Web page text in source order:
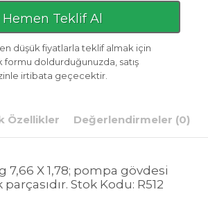
Hemen Teklif Al
düşük fiyatlarla teklif almak için
formu doldurduğunuzda, satış
irtibata geçecektir.
Özellikler Değerlendirmeler (0)
7,66 X 1,78; pompa gövdesi
Stok Kodu: R512